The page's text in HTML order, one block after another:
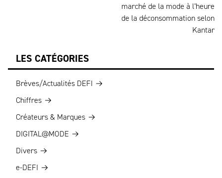
marché de la mode à l’heure
de la déconsommation selon
Kantar
LES CATÉGORIES
Brèves/Actualités DEFI
Chiffres
Créateurs & Marques
DIGITAL@MODE
Divers
e-DEFI